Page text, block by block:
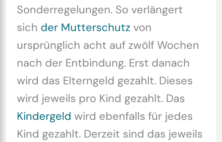
Sonderregelungen. So verlängert
sich der Mutterschutzvon
ursprünglich acht auf zwölf Wochen
nach der Entbindung. Erst danach
wird das Elterngeld gezahlt. Dieses
wird jeweils pro Kind gezahlt. Das
Kindergeld wird ebenfalls für jedes
Kind gezahlt. Derzeit sind das jeweils